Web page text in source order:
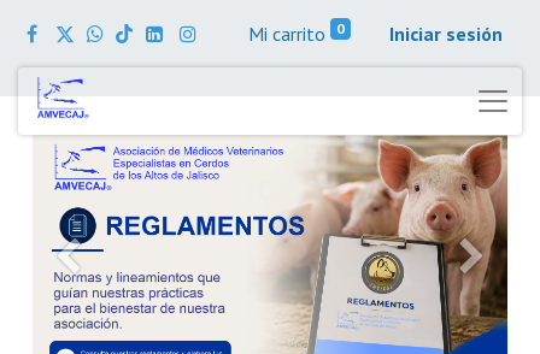
Mi carrito 0 Iniciar sesión
Anterior